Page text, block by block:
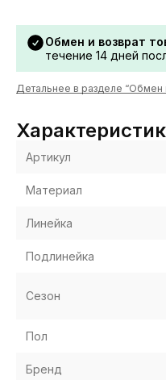
Обмен и возврат
течение 14 дней
Детальнее в разделе “Обмен
Артикул
Материал
Линейка
Подлинейка
Сезон
Пол
Бренд